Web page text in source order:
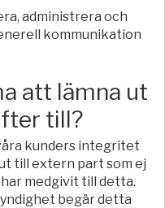
administrera och
kommunikation
att lämna ut
till?
kunders integritet
till extern part som ej
medgivit till detta.
begär detta